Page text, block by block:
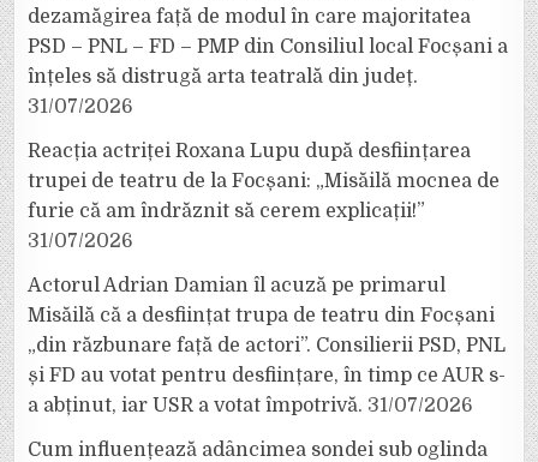
dezamăgirea față de modul în care majoritatea
PSD – PNL – FD – PMP din Consiliul local Focșani a
înțeles să distrugă arta teatrală din județ.
31/07/2026
Reacția actriței Roxana Lupu după desființarea
trupei de teatru de la Focșani: „Misăilă mocnea de
furie că am îndrăznit să cerem explicații!”
31/07/2026
Actorul Adrian Damian îl acuză pe primarul
Misăilă că a desființat trupa de teatru din Focșani
„din răzbunare față de actori”. Consilierii PSD, PNL
și FD au votat pentru desființare, în timp ce AUR s-
a abținut, iar USR a votat împotrivă. 31/07/2026
Cum influențează adâncimea sondei sub oglinda